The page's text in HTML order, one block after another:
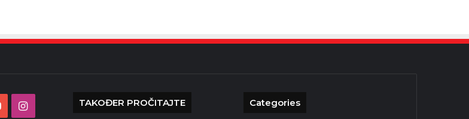
YouTubeInstagram TAKOĐER PROČITAJTE Categories